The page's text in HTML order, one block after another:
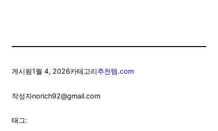
게시됨1월 4, 2026카테고리추천템.com
작성자norich92@gmail.com
태그: